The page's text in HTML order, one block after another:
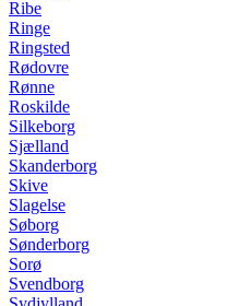
Ribe
Ringe
Ringsted
Rødovre
Rønne
Roskilde
Silkeborg
Sjælland
Skanderborg
Skive
Slagelse
Søborg
Sønderborg
Sorø
Svendborg